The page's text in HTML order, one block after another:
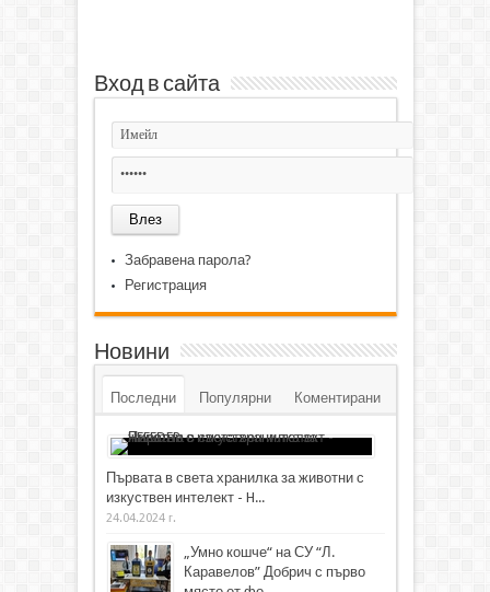
Вход в сайта
Забравена парола?
Регистрация
Новини
Последни Популярни Коментирани
Първата в света хранилка за животни с
изкуствен интелект - H...
24.04.2024 г.
„Умно кошче“ на СУ “Л.
Каравелов” Добрич с първо